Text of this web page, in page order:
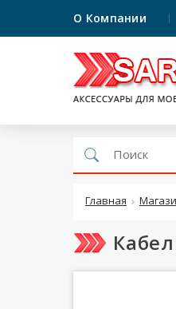
О Компании
Главная